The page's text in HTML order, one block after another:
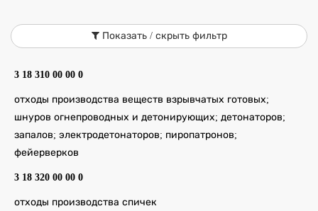
Показать / скрыть фильтр
3 18 310 00 00 0
отходы производства веществ взрывчатых готовых;
шнуров огнепроводных и детонирующих; детонаторов;
запалов; электродетонаторов; пиропатронов;
фейерверков
3 18 320 00 00 0
отходы производства спичек